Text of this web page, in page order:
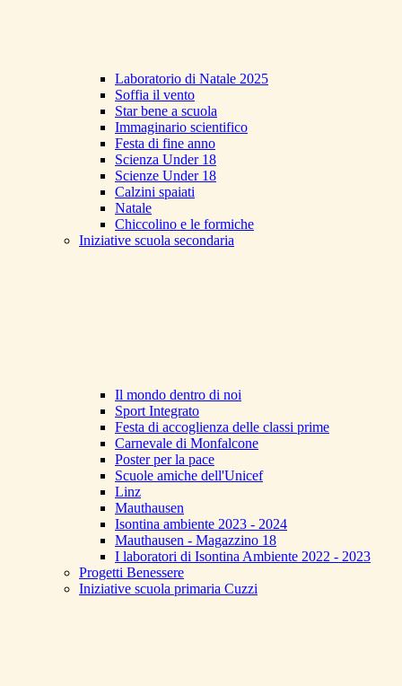
Laboratorio di Natale 2025
Soffia il vento
Star bene a scuola
Immaginario scientifico
Festa di fine anno
Scienza Under 18
Scienze Under 18
Calzini spaiati
Natale
Chiccolino e le formiche
Iniziative scuola secondaria
Il mondo dentro di noi
Sport Integrato
Festa di accoglienza delle classi prime
Carnevale di Monfalcone
Poster per la pace
Scuole amiche dell'Unicef
Linz
Mauthausen
Isontina ambiente 2023 - 2024
Mauthausen - Magazzino 18
I laboratori di Isontina Ambiente 2022 - 2023
Progetti Benessere
Iniziative scuola primaria Cuzzi